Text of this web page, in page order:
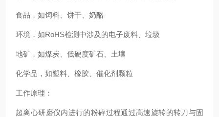
食品，如饲料、饼干、奶酪
环境，如RoHS检测中涉及的电子废料、垃圾
地矿，如煤炭、低硬度矿石、土壤
化学品，如塑料、橡胶、催化剂颗粒
工作原理：
超离心研磨仪内进行的粉碎过程通过高速旋转的转刀与固